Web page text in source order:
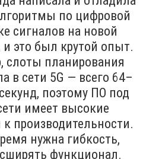
по цифровой
сигналов на новой
и это был крутой опыт.
слоты планирования
в сети 5G — всего 64–
поэтому ПО под
имеет высокие
к производительности.
нужна гибкость,
функционал.